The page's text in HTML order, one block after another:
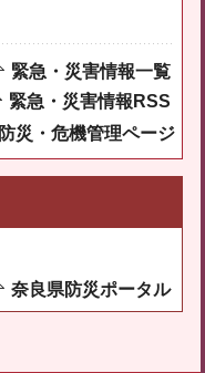
緊急・災害情報一覧
緊急・災害情報RSS
防災・危機管理ページ
奈良県防災ポータル